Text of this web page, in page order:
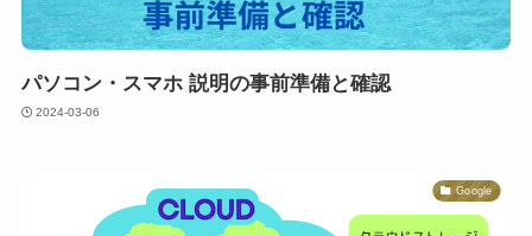
パソコン・スマホ 説明の事前準備と確認
2024-03-06
Google